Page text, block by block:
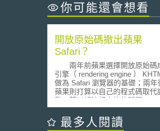
你可能還會想看
開放原始碼撤出蘋果
Safari？
兩年前蘋果選擇開放原始碼
引擎（ rendering engine ）
做為 Safari 瀏覽器的基礎；兩年
蘋果則打算以自己的程式碼取代
擎，藉以解決相容性的問題。
KHTML 成像引擎──也是其瀏覽
核心，考慮在其架構上放棄
的程式庫（ code base ），或者
最多人閱讀